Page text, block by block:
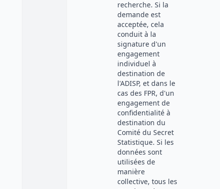
recherche. Si la
demande est
acceptée, cela
conduit à la
signature d'un
engagement
individuel à
destination de
l'ADISP, et dans le
cas des FPR, d'un
engagement de
confidentialité à
destination du
Comité du Secret
Statistique. Si les
données sont
utilisées de
manière
collective, tous les